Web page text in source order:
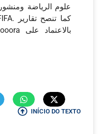
علوم الرياضة
INÍCIO DO TEXTO